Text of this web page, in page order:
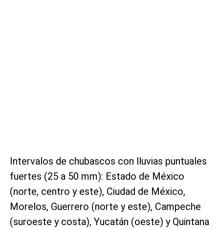
Intervalos de chubascos con lluvias puntuales
fuertes (25 a 50 mm): Estado de México
(norte, centro y este), Ciudad de México,
Morelos, Guerrero (norte y este), Campeche
(suroeste y costa), Yucatán (oeste) y Quintana